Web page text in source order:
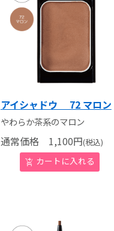
アイシャドウ 72 マロン
やわらか茶系のマロン
通常価格1,100円(税込)